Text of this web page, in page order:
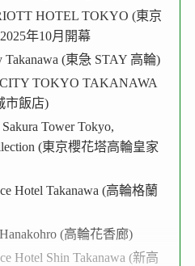
HOTEL TOKYO (東京
年10月開幕
Takanawa (東急 STAY 高輪)
TOKYO TAKANAWA
市飯店)
Tower Tokyo,
(東京櫻花塔高輪皇家
Hotel Takanawa (高輪格蘭
(高輪花香廊)
Hotel Shin Takanawa (新高